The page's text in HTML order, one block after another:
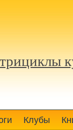
Клубы